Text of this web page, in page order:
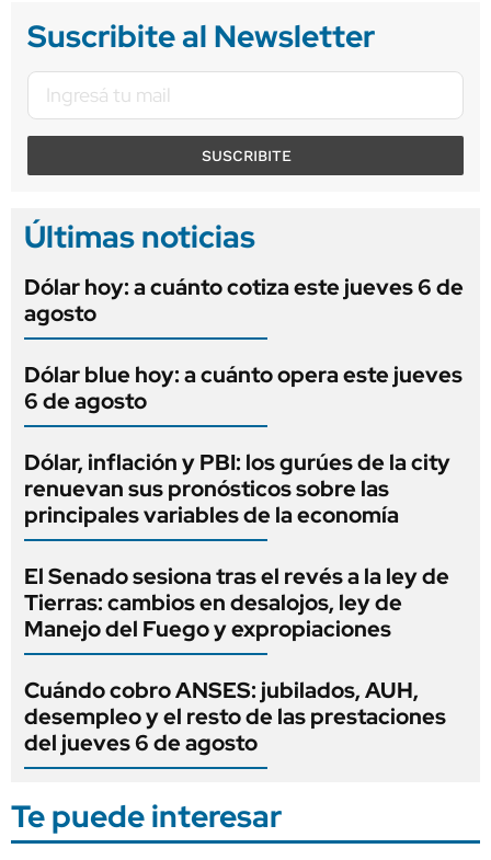
Suscribite al Newsletter
SUSCRIBITE
Últimas noticias
Dólar hoy: a cuánto cotiza este jueves 6 de
agosto
Dólar blue hoy: a cuánto opera este jueves
6 de agosto
Dólar, inflación y PBI: los gurúes de la city
renuevan sus pronósticos sobre las
principales variables de la economía
El Senado sesiona tras el revés a la ley de
Tierras: cambios en desalojos, ley de
Manejo del Fuego y expropiaciones
Cuándo cobro ANSES: jubilados, AUH,
desempleo y el resto de las prestaciones
del jueves 6 de agosto
Te puede interesar